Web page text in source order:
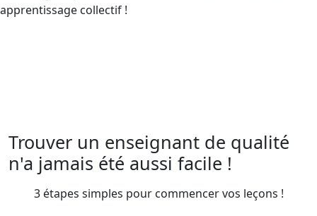
apprentissage collectif !
Trouver un enseignant de qualité
n'a jamais été aussi facile !
3 étapes simples pour commencer vos leçons !